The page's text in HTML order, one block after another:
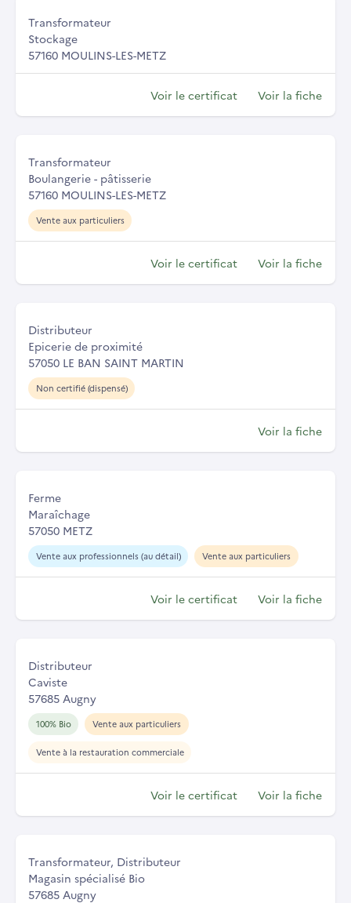
Transformateur
Stockage
57160 MOULINS-LES-METZ
Voir le certificat Voir la fiche
Transformateur
Boulangerie - pâtisserie
57160 MOULINS-LES-METZ
Vente aux particuliers
Voir le certificat Voir la fiche
Distributeur
Epicerie de proximité
57050 LE BAN SAINT MARTIN
Non certifié (dispensé)
Voir la fiche
Ferme
Maraîchage
57050 METZ
Vente aux professionnels (au détail) Vente aux particuliers
Voir le certificat Voir la fiche
Distributeur
Caviste
57685 Augny
100% Bio Vente aux particuliers
Vente à la restauration commerciale
Voir le certificat Voir la fiche
Transformateur, Distributeur
Magasin spécialisé Bio
57685 Augny